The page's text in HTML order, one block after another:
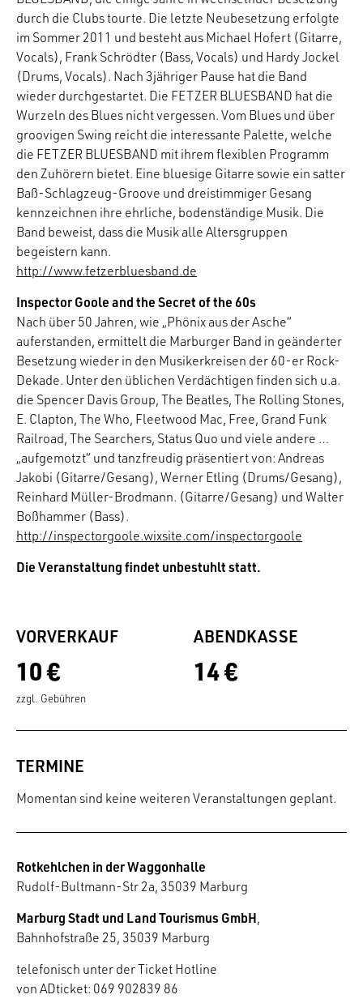
durch die Clubs tourte. Die letzte Neubesetzung erfolgte
im Sommer 2011 und besteht aus Michael Hofert (Gitarre,
Vocals), Frank Schrödter (Bass, Vocals) und Hardy Jockel
(Drums, Vocals). Nach 3jähriger Pause hat die Band
wieder durchgestartet. Die FETZER BLUESBAND hat die
Wurzeln des Blues nicht vergessen. Vom Blues und über
groovigen Swing reicht die interessante Palette, welche
die FETZER BLUESBAND mit ihrem flexiblen Programm
den Zuhörern bietet. Eine bluesige Gitarre sowie ein satter
Baß-Schlagzeug-Groove und dreistimmiger Gesang
kennzeichnen ihre ehrliche, bodenständige Musik. Die
Band beweist, dass die Musik alle Altersgruppen
begeistern kann.
http://www.fetzerbluesband.de
Inspector Goole and the Secret of the 60s
Nach über 50 Jahren, wie „Phönix aus der Asche“
auferstanden, ermittelt die Marburger Band in geänderter
Besetzung wieder in den Musikerkreisen der 60-er Rock-
Dekade. Unter den üblichen Verdächtigen finden sich u.a.
die Spencer Davis Group, The Beatles, The Rolling Stones,
E. Clapton, The Who, Fleetwood Mac, Free, Grand Funk
Railroad, The Searchers, Status Quo und viele andere …
„aufgemotzt“ und tanzfreudig präsentiert von: Andreas
Jakobi (Gitarre/Gesang), Werner Etling (Drums/Gesang),
Reinhard Müller-Brodmann. (Gitarre/Gesang) und Walter
Boßhammer (Bass).
http://inspectorgoole.wixsite.com/inspectorgoole
Die Veranstaltung findet unbestuhlt statt.
VORVERKAUF
10 €
zzgl. Gebühren
ABENDKASSE
14 €
TERMINE
Momentan sind keine weiteren Veranstaltungen geplant.
Rotkehlchen in der Waggonhalle
Rudolf-Bultmann-Str 2a, 35039 Marburg
Marburg Stadt und Land Tourismus GmbH,
Bahnhofstraße 25, 35039 Marburg
telefonisch unter der Ticket Hotline
von ADticket: 069 902839 86